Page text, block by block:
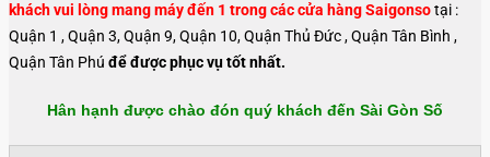
khách vui lòng mang máy đến 1 trong các cửa hàng Saigonsotại :
Quận 1 , Quận 3, Quận 9, Quận 10, Quận Thủ Đức , Quận Tân Bình ,
Quận Tân Phú để được phục vụ tốt nhất.
Hân hạnh được chào đón quý khách đến Sài Gòn Số